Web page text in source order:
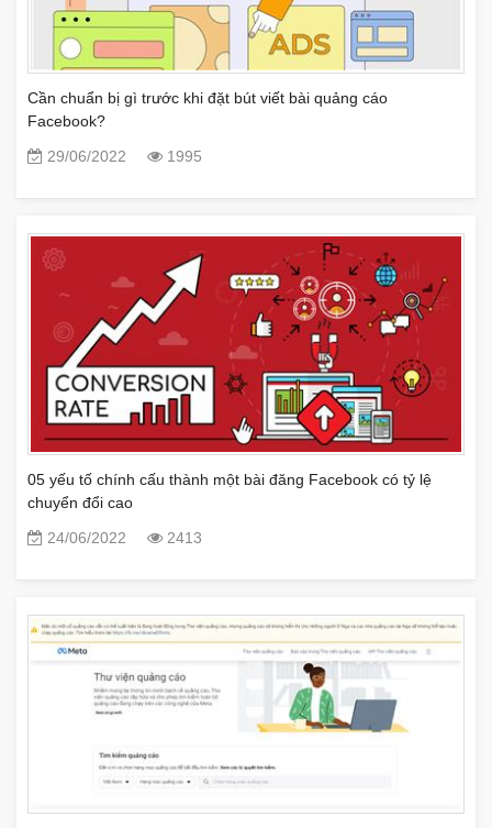
Cần chuẩn bị gì trước khi đặt bút viết bài quảng cáo
Facebook?
29/06/2022
1995
05 yếu tố chính cấu thành một bài đăng Facebook có tỷ lệ
chuyển đổi cao
24/06/2022
2413